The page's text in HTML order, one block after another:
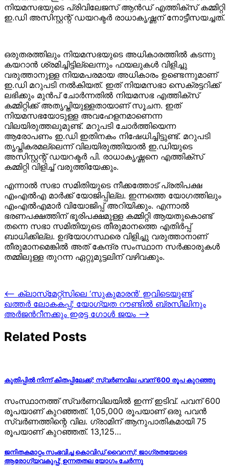
നിയമസഭയുടെ പ്രിവിലേജസ് ആന്‍ഡ് എത്തിക്‌സ് കമ്മിറ്റി
ഇ.ഡി അസിസ്റ്റന്റ് ഡയറക്ടര്‍ രാധാകൃഷ്ണന് നോട്ടീസയച്ചത്.
ഒരുതരത്തിലും നിയമസഭയുടെ അധികാരത്തില്‍ കടന്നു
കയറാന്‍ ശ്രമിച്ചിട്ടില്ലെന്നും ഫയലുകള്‍ വിളിച്ചു
വരുത്താനുള്ള നിയമപരമായ അധികാരം ഉണ്ടെന്നുമാണ്
ഇ.ഡി മറുപടി നല്‍കിയത്. ഇത് നിയമസഭാ സെക്രട്ടറിക്ക്
ലഭിക്കും മുന്‍പ് ചോര്‍ന്നതില്‍ നിയമസഭ എത്തിക്‌സ്
കമ്മിറ്റിക്ക് അതൃപ്തിയുള്ളതായാണ് സൂചന. ഇത്
നിയമസഭയോടുള്ള അവഹേളനമാണെന്ന
വിലയിരുത്തലുമുണ്ട്. മറുപടി ചോര്‍ത്തിയെന്ന
ആരോപണം ഇ.ഡി ഇതിനകം നിഷേധിച്ചിട്ടുണ്ട്. മറുപടി
തൃപ്തികരമല്ലെന്ന് വിലയിരുത്തിയാല്‍ ഇ.ഡിയുടെ
അസിസ്റ്റന്റ് ഡയറക്ടര്‍ പി. രാധാകൃഷ്ണനെ എത്തിക്‌സ്
കമ്മിറ്റി വിളിച്ച് വരുത്തിയേക്കും.
എന്നാല്‍ സഭാ സമിതിയുടെ നീക്കത്തോട് പ്രതിപക്ഷ
എംഎല്‍എ മാര്‍ക്ക് യോജിപ്പില്ല. ഇന്നത്തെ യോഗത്തിലും
എംഎല്‍എമാര്‍ വിയോജിപ്പ് അറിയിക്കും. എന്നാല്‍
ഭരണപക്ഷത്തിന് ഭൂരിപക്ഷമുള്ള കമ്മിറ്റി ആയതുകൊണ്ട്
തന്നെ സഭാ സമിതിയുടെ തീരുമാനത്തെ എതിര്‍പ്പ്
ബാധിക്കില്ല. ഉദ്യോഗസ്ഥരെ വിളിച്ചു വരുത്താനാണ്
തീരുമാനമെങ്കില്‍ അത് കേന്ദ്ര സംസ്ഥാന സര്‍ക്കാരുകള്‍
തമ്മിലുള്ള തുറന്ന ഏറ്റുമുട്ടലിന് വഴിവക്കും.
Post
navigation
⟵ ക്ലാസ്‌മേറ്റ്‌സിലെ ‘സുകുമാരൻ’ ഇവിടെയുണ്ട്
ഖത്തര്‍ ലോകകപ്പ്; യോഗ്യത റൗണ്ടില്‍ ബ്രസീലിനും
അർജന്‍റീനക്കും ഇരട്ട ഗോള്‍ ജയം ⟶
Related Posts
കുതിപ്പില്‍ നിന്ന് കിതപ്പിലേക്ക്; സ്വര്‍ണവില പവന് 600 രൂപ കുറഞ്ഞു
സംസ്ഥാനത്ത് സ്വര്‍ണവിലയില്‍ ഇന്ന് ഇടിവ്. പവന് 600
രൂപയാണ് കുറഞ്ഞത്. 1,05,000 രൂപയാണ് ഒരു പവന്‍
സ്വര്‍ണത്തിന്റെ വില. ഗ്രാമിന് ആനുപാതികമായി 75
രൂപയാണ് കുറഞ്ഞത്. 13,125…
ജനിതകമാറ്റം സംഭവിച്ച കൊവിഡ് വൈറസ്; ജാഗ്രതയോടെ
ആരോഗ്യവകുപ്പ്; ഉന്നതതല യോഗം ചേര്‍ന്നു